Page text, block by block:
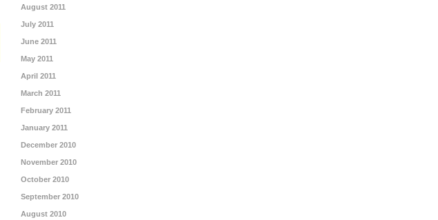
August 2011
July 2011
June 2011
May 2011
April 2011
March 2011
February 2011
January 2011
December 2010
November 2010
October 2010
September 2010
August 2010